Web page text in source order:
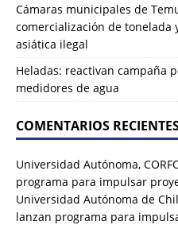
Cámaras municipales de
comercialización de tonelada
asiática ilegal
Heladas: reactivan campaña
medidores de agua
COMENTARIOS
Universidad Autónoma,
programa para impulsar
Universidad Autónoma de
lanzan programa para